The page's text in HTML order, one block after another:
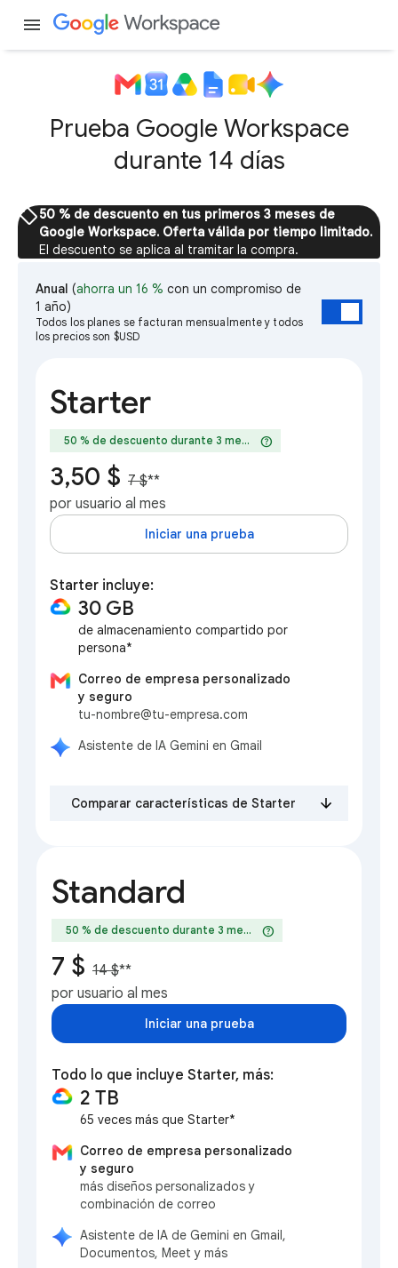
menu
Prueba Google Workspace
durante 14 días
sell50 % de descuento en tus primeros 3 meses de
Google Workspace. Oferta válida por tiempo limitado.
El descuento se aplica al tramitar la compra.
Anual (ahorra un 16 % con un compromiso de
1 año)
Todos los planes se facturan mensualmente y todos
los precios son $USD
Starter
50 % de descuento durante 3 meseshelp
3,50 $ 7 $**
por usuario al mes
Iniciar una prueba
Starter incluye:
30 GB
de almacenamiento compartido por
persona*
Correo de empresa personalizado
y seguro
tu-nombre@tu-empresa.com
Asistente de IA Gemini en Gmail
Comparar características de Starter
Standard
50 % de descuento durante 3 meseshelp
7 $ 14 $**
por usuario al mes
Iniciar una prueba
Todo lo que incluye Starter, más:
2 TB
65 veces más que Starter*
Correo de empresa personalizado
y seguro
más diseños personalizados y
combinación de correo
Asistente de IA de Gemini en Gmail,
Documentos, Meet y más